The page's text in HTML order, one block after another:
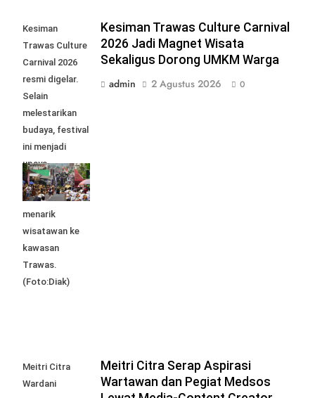
Kesiman
Trawas Culture
Carnival 2026
resmi digelar.
Selain
melestarikan
budaya, festival
ini menjadi
upaya
menggerakkan
UMKM dan
menarik
wisatawan ke
kawasan
Trawas.
(Foto:Diak)
Kesiman Trawas Culture Carnival
2026 Jadi Magnet Wisata
Sekaligus Dorong UMKM Warga
admin
2 Agustus 2026 0
Meitri Citra
Wardani
Meitri Citra Serap Aspirasi
Wartawan dan Pegiat Medsos